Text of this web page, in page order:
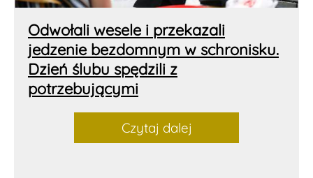
Odwołali wesele i przekazali
jedzenie bezdomnym w schronisku.
Dzień ślubu spędzili z
potrzebującymi
Czytaj dalej